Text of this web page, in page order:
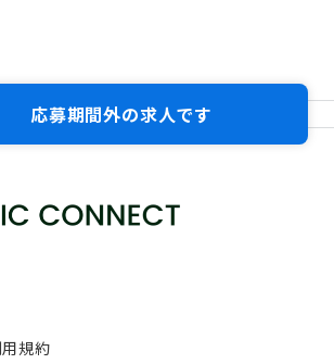
応募期間外の求人です
規約